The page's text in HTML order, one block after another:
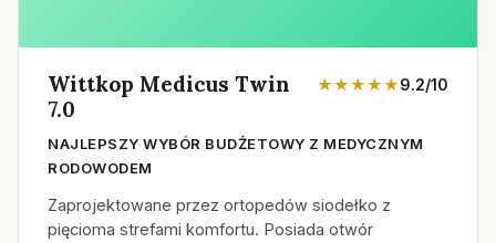
Wittkop Medicus Twin
7.0
★★★★★9.2/10
NAJLEPSZY WYBÓR BUDŻETOWY Z MEDYCZNYM
RODOWODEM
Zaprojektowane przez ortopedów siodełko z
pięcioma strefami komfortu. Posiada otwór